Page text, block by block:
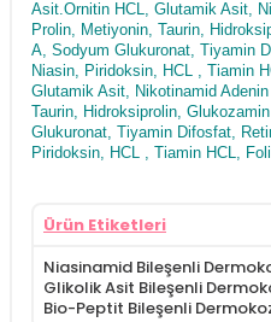
Asit.Ornitin HCL, Glutamik Asit,
Prolin, Metiyonin, Taurin,
A, Sodyum Glukuronat, Tiyamin
Niasin, Piridoksin, HCL , Tiamin
Glutamik Asit, Nikotinamid
Taurin, Hidroksiprolin,
Glukuronat, Tiyamin Difosfat,
Piridoksin, HCL , Tiamin HCL,
Ürün Etiketleri
Niasinamid Bileşenli
Glikolik Asit Bileşenli
Bio-Peptit Bileşenli